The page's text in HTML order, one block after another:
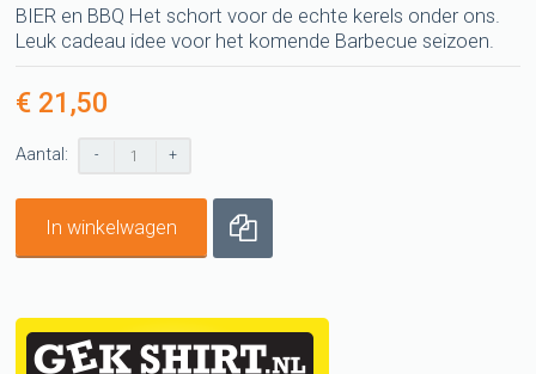
BIER en BBQ Het schort voor de echte kerels onder ons.
Leuk cadeau idee voor het komende Barbecue seizoen.
€ 21,50
Aantal: - +
In winkelwagen